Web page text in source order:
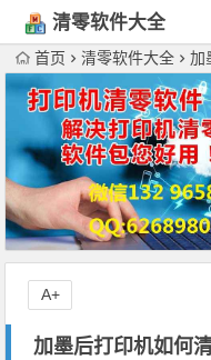
清零软件大全
下载
首页 清零软件大全 加
加墨后打印机如何
A+